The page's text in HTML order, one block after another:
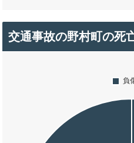
交通事故の野村町の死